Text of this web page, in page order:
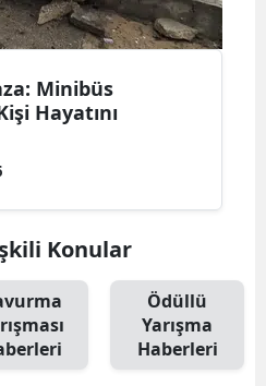
Minibüs
Hayatını
Konular
Ödüllü
Yarışma
Haberleri